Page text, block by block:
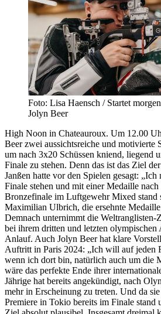
Foto: Lisa Haensch / Startet
Jolyn Beer
High Noon in Chateauroux. Um 12.00
Beer zwei aussichtsreiche und motivierte
um nach 3x20 Schüssen kniend, liegend
Finale zu stehen. Denn das ist das Ziel
Janßen hatte vor den Spielen gesagt:
Finale stehen und mit einer Medaille
Bronzefinale im Luftgewehr Mixed stand
Maximilian Ulbrich, die ersehnte Medaille
Demnach unternimmt die
bei ihrem dritten und letzten olympischen
Anlauf. Auch Jolyn Beer hat klare
Auftritt in Paris 2024: „Ich will auf jeden
wenn ich dort bin, natürlich auch um die
wäre das perfekte Ende ihrer
Jährige hat bereits angekündigt, nach
mehr in Erscheinung zu treten. Und da
Premiere in Tokio bereits im Finale stand